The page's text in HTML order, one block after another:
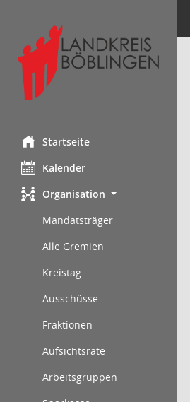
Startseite
Kalender
Organisation
Mandatsträger
Alle Gremien
Kreistag
Ausschüsse
Fraktionen
Aufsichtsräte
Arbeitsgruppen